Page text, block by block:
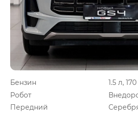
Бензин
1.5 л,
Робот
Передний